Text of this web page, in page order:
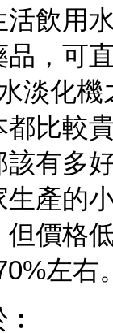
飲用
，可
淡化
比較
有多
生產的
價格
左右